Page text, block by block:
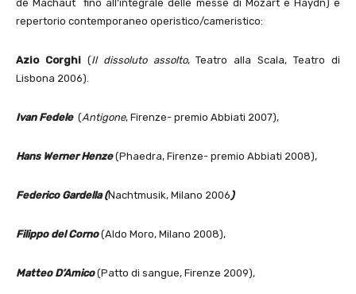
de Machaut fino all’integrale delle messe di Mozart e Haydn) e
repertorio contemporaneo operistico/cameristico:
Azio Corghi (Il dissoluto assolto, Teatro alla Scala, Teatro di
Lisbona 2006).
Ivan Fedele (Antigone, Firenze- premio Abbiati 2007),
Hans Werner Henze(Phaedra, Firenze- premio Abbiati 2008),
Federico Gardella (Nachtmusik, Milano 2006)
Filippo del Corno (Aldo Moro, Milano 2008),
Matteo D’Amico(Patto di sangue, Firenze 2009),